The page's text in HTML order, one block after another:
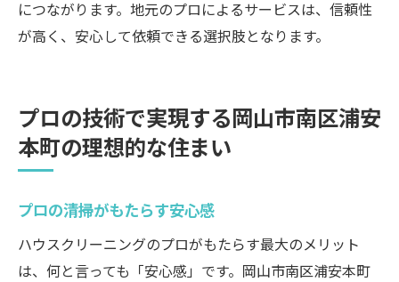
につながります。地元のプロによるサービスは、信頼性
が高く、安心して依頼できる選択肢となります。
プロの技術で実現する岡山市南区浦安
本町の理想的な住まい
プロの清掃がもたらす安心感
ハウスクリーニングのプロがもたらす最大のメリット
は、何と言っても「安心感」です。岡山市南区浦安本町